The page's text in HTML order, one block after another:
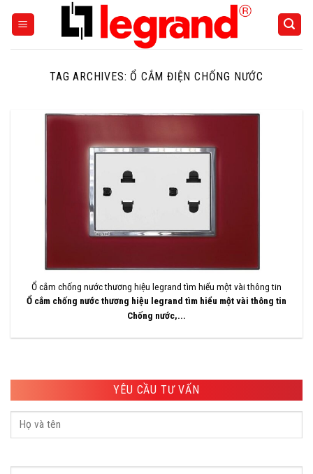
TAG ARCHIVES: Ổ CẮM ĐIỆN CHỐNG NƯỚC
Ổ cắm chống nước thương hiệu legrand tìm hiểu một vài thông tin
Ổ cắm chống nước thương hiệu legrand tìm hiểu một vài thông tin
Chống nước,...
YÊU CẦU TƯ VẤN